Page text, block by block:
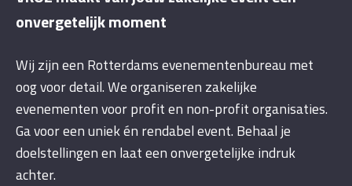
onvergetelijk moment
Wij zijn een Rotterdams evenementenbureau met
oog voor detail. We organiseren zakelijke
evenementen voor profit en non-profit organisaties.
Ga voor een uniek én rendabel event. Behaal je
doelstellingen en laat een onvergetelijke indruk
achter.